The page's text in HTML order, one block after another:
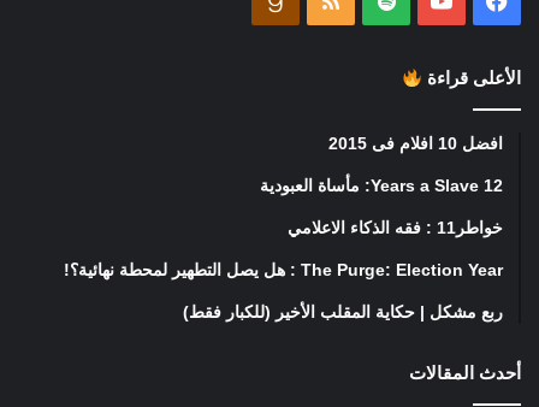
الأعلى قراءة
افضل 10 افلام فى 2015
12 Years a Slave: مأساة العبودية
خواطر11 : فقه الذكاء الاعلامي
The Purge: Election Year : هل يصل التطهير لمحطة نهائية؟!
ربع مشكل | حكاية المقلب الأخير (للكبار فقط)
أحدث المقالات